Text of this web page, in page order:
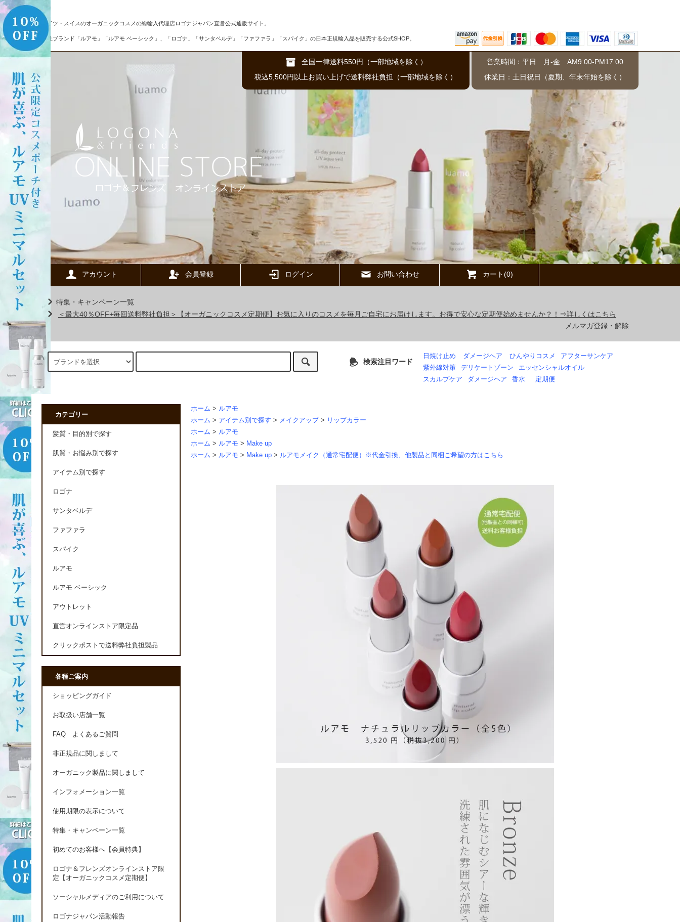
ドイツ・スイスのオーガニックコスメの総輸入代理店ロゴナジャパン直営公式通販サイト。
自社ブランド「ルアモ」「ルアモ ベーシック」、「ロゴナ」「サンタベルデ」「ファファラ」「スパイク」の日本正規輸入品を販売する公式SHOP。
全国一律送料550円（一部地域を除く）
税込5,500円以上お買い上げで送料弊社負担（一部地域を除く）
営業時間：平日 月-金 AM9:00-PM17:00
休業日：土日祝日（夏期、年末年始を除く）
アカウント 会員登録 ログイン お問い合わせ カート(0)
特集・キャンペーン一覧
＜最大40％OFF+毎回送料弊社負担＞【オーガニックコスメ定期便】お気に入りのコスメを毎月ご自宅にお届けします。お得で安心な定期便始めませんか？！⇒詳しくはこちら
メルマガ登録・解除
検索注目ワード
日焼け止め ダメージヘア ひんやりコスメ
アフターサンケア
紫外線対策
デリケートゾーン
エッセンシャルオイル
スカルプケア
ダメージヘア 香水 定期便
ホーム > ルアモ
ホーム > アイテム別で探す > メイクアップ > リップカラー
ホーム > ルアモ
ホーム > ルアモ > Make up
ホーム > ルアモ > Make up > ルアモメイク（通常宅配便）※代金引換、他製品と同梱ご希望の方はこちら
カテゴリー
髪質・目的別で探す
肌質・お悩み別で探す
アイテム別で探す
ロゴナ
サンタベルデ
ファファラ
スパイク
ルアモ
ルアモ ベーシック
アウトレット
直営オンラインストア限定品
クリックポストで送料弊社負担製品
各種ご案内
ショッピングガイド
お取扱い店舗一覧
FAQ よくあるご質問
非正規品に関しまして
オーガニック製品に関しまして
インフォメーション一覧
使用期限の表示について
特集・キャンペーン一覧
初めてのお客様へ【会員特典】
ロゴナ＆フレンズオンラインストア限
定【オーガニックコスメ定期便】
ソーシャルメディアのご利用について
ロゴナジャパン活動報告